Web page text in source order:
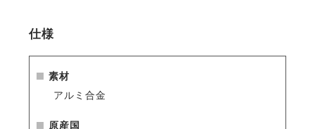
仕様
素材
アルミ合金
原産国